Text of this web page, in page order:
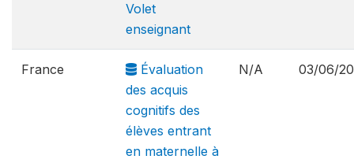
Volet
enseignant
France
Évaluation
des acquis
cognitifs des
élèves entrant
en maternelle à
N/A 03/06/